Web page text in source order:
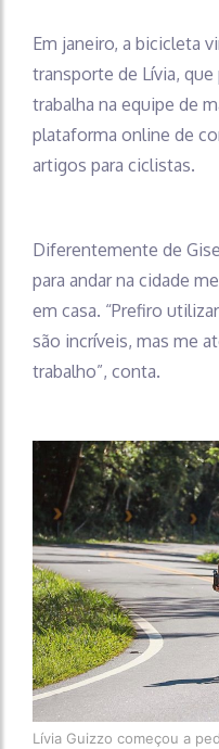
Em janeiro, a bicicleta
transporte de Lívia,
trabalha na equipe de
plataforma online de
artigos para ciclistas.
Diferentemente de
para andar na cidade
em casa. “Prefiro
são incríveis, mas me
trabalho”, conta.
Lívia Guizzo começou a